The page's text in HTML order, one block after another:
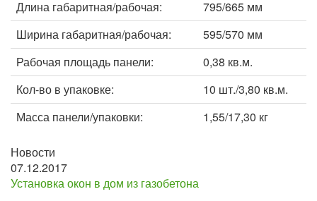
Длина габаритная/рабочая:
795/665 мм
Ширина габаритная/рабочая:
595/570 мм
Рабочая площадь панели:
0,38 кв.м.
Кол-во в упаковке:
10 шт./3,80 кв.м.
Масса панели/упаковки:
1,55/17,30 кг
Новости
07.12.2017
Установка окон в дом из газобетона